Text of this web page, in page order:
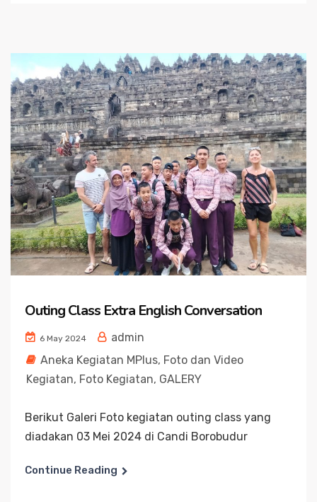
Outing Class Extra English Conversation
6 May 2024
admin
Aneka Kegiatan MPlus, Foto dan Video
Kegiatan, Foto Kegiatan, GALERY
Berikut Galeri Foto kegiatan outing class yang
diadakan 03 Mei 2024 di Candi Borobudur
Continue Reading